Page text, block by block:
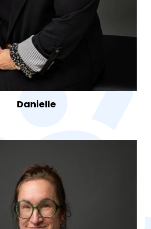
Nous joindre
Danielle